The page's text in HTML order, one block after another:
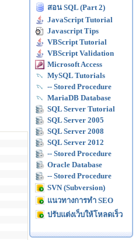
สอน SQL (Part 2)
JavaScript Tutorial
Javascript Tips
VBScript Tutorial
VBScript Validation
Microsoft Access
MySQL Tutorials
-- Stored Procedure
MariaDB Database
SQL Server Tutorial
SQL Server 2005
SQL Server 2008
SQL Server 2012
-- Stored Procedure
Oracle Database
-- Stored Procedure
SVN (Subversion)
แนวทางการทำ SEO
ปรับแต่งเว็บให้โหลดเร็ว